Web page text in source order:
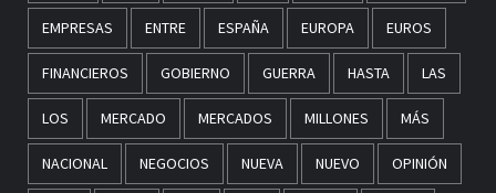
EMPRESAS ENTRE ESPAÑA EUROPA EUROS
FINANCIEROS GOBIERNO GUERRA HASTA LAS
LOS MERCADO MERCADOS MILLONES MÁS
NACIONAL NEGOCIOS NUEVA NUEVO OPINIÓN